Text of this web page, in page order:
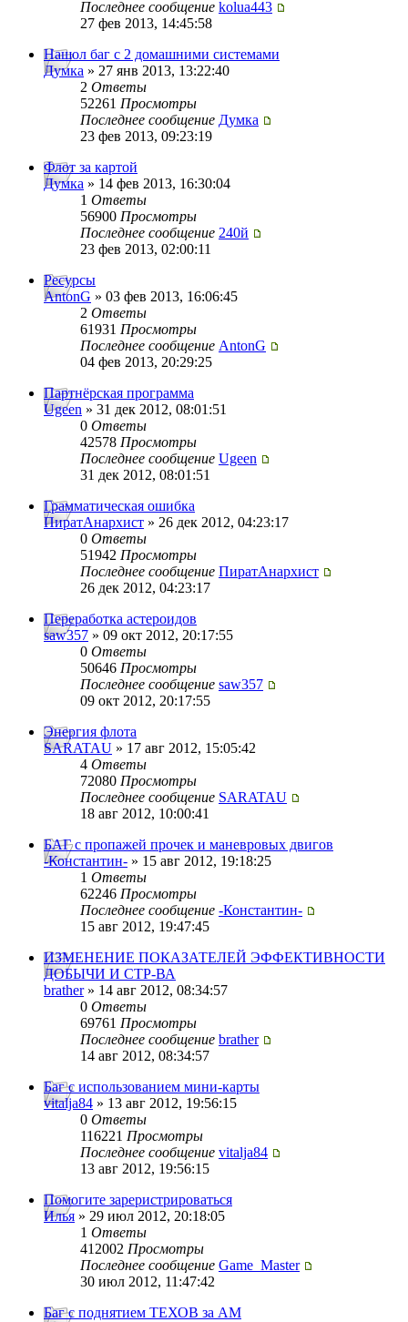
Последнее сообщение kolua443
27 фев 2013, 14:45:58
Нашол баг с 2 домашними системами
Думка » 27 янв 2013, 13:22:40
2 Ответы
52261 Просмотры
Последнее сообщение Думка
23 фев 2013, 09:23:19
Флот за картой
Думка » 14 фев 2013, 16:30:04
1 Ответы
56900 Просмотры
Последнее сообщение 240й
23 фев 2013, 02:00:11
Ресурсы
AntonG » 03 фев 2013, 16:06:45
2 Ответы
61931 Просмотры
Последнее сообщение AntonG
04 фев 2013, 20:29:25
Партнёрская программа
Ugeen » 31 дек 2012, 08:01:51
0 Ответы
42578 Просмотры
Последнее сообщение Ugeen
31 дек 2012, 08:01:51
Грамматическая ошибка
ПиратАнархист » 26 дек 2012, 04:23:17
0 Ответы
51942 Просмотры
Последнее сообщение ПиратАнархист
26 дек 2012, 04:23:17
Переработка астероидов
saw357 » 09 окт 2012, 20:17:55
0 Ответы
50646 Просмотры
Последнее сообщение saw357
09 окт 2012, 20:17:55
Энергия флота
SARATAU » 17 авг 2012, 15:05:42
4 Ответы
72080 Просмотры
Последнее сообщение SARATAU
18 авг 2012, 10:00:41
БАГ с пропажей прочек и маневровых двигов
-Константин- » 15 авг 2012, 19:18:25
1 Ответы
62246 Просмотры
Последнее сообщение -Константин-
15 авг 2012, 19:47:45
ИЗМЕНЕНИЕ ПОКАЗАТЕЛЕЙ ЭФФЕКТИВНОСТИ
ДОБЫЧИ И СТР-ВА
brather» 14 авг 2012, 08:34:57
0 Ответы
69761 Просмотры
Последнее сообщение brather
14 авг 2012, 08:34:57
Баг с использованием мини-карты
vitalja84 » 13 авг 2012, 19:56:15
0 Ответы
116221 Просмотры
Последнее сообщение vitalja84
13 авг 2012, 19:56:15
Помогите зареристрироваться
Илья » 29 июл 2012, 20:18:05
1 Ответы
412002 Просмотры
Последнее сообщение Game_Master
30 июл 2012, 11:47:42
Баг с поднятием ТЕХОВ за АМ